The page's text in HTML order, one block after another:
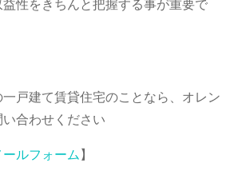
性をきちんと把握する事が重要で
戸建て賃貸住宅のことなら、オレン
合わせください
ルフォーム 】